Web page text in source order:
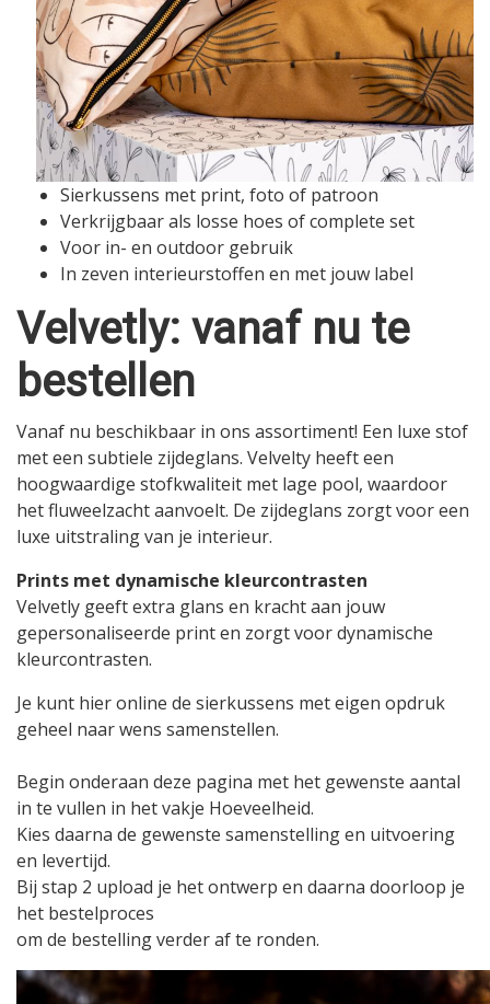
Sierkussens met print, foto of patroon
Verkrijgbaar als losse hoes of complete set
Voor in- en outdoor gebruik
In zeven interieurstoffen en met jouw label
Velvetly: vanaf nu te
bestellen
Vanaf nu beschikbaar in ons assortiment! Een luxe stof
met een subtiele zijdeglans. Velvelty heeft een
hoogwaardige stofkwaliteit met lage pool, waardoor
het fluweelzacht aanvoelt. De zijdeglans zorgt voor een
luxe uitstraling van je interieur.
Prints met dynamische kleurcontrasten
Velvetly geeft extra glans en kracht aan jouw
gepersonaliseerde print en zorgt voor dynamische
kleurcontrasten.
Je kunt hier online de sierkussens met eigen opdruk
geheel naar wens samenstellen.
Begin onderaan deze pagina met het gewenste aantal
in te vullen in het vakje Hoeveelheid.
Kies daarna de gewenste samenstelling en uitvoering
en levertijd.
Bij stap 2 upload je het ontwerp en daarna doorloop je
het bestelproces
om de bestelling verder af te ronden.